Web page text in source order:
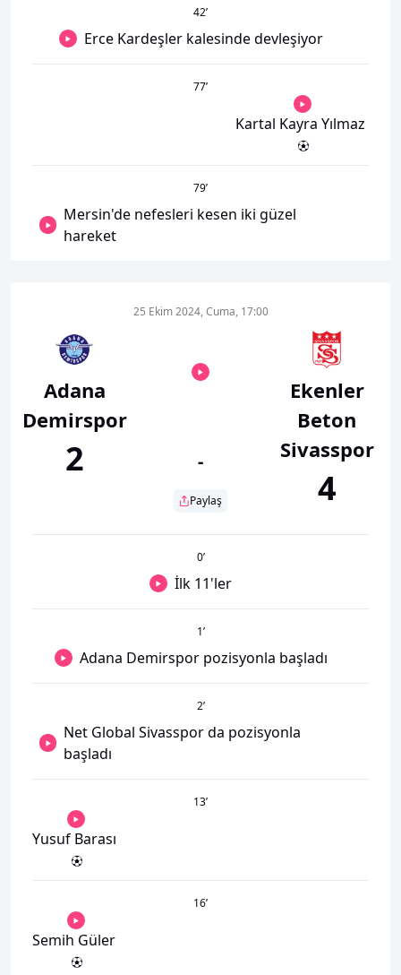
42’
Erce Kardeşler kalesinde devleşiyor
77’
Kartal Kayra Yılmaz
79’
Mersin'de nefesleri kesen iki güzel
hareket
Adana
Demirspor
2
25 Ekim 2024, Cuma, 17:00
-
Paylaş
Ekenler
Beton
Sivasspor
4
0’
İlk 11'ler
1’
Adana Demirspor pozisyonla başladı
2’
Net Global Sivasspor da pozisyonla
başladı
13’
Yusuf Barası
16’
Semih Güler